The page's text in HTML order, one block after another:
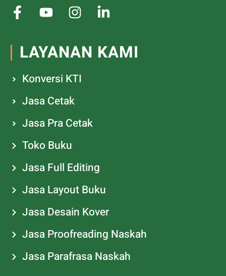
LAYANAN KAMI
Konversi KTI
Jasa Cetak
Jasa Pra Cetak
Toko Buku
Jasa Full Editing
Jasa Layout Buku
Jasa Desain Kover
Jasa Proofreading Naskah
Jasa Parafrasa Naskah